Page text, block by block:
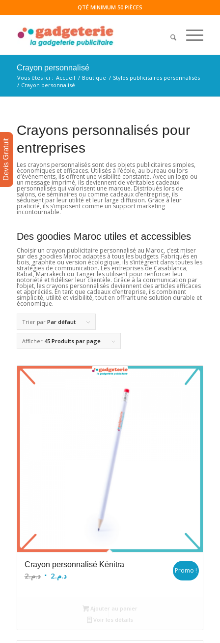
QTÉ MINIMUM 50 PIÈCES
Crayon personnalisé
Vous êtes ici : Accueil / Boutique / Stylos publicitaires personnalisés
/ Crayon personnalisé
Crayons personnalisés pour
entreprises
Les crayons personnalisés sont des objets publicitaires simples,
économiques et efficaces. Utilisés à l’école, au bureau ou lors
d’événements, ils offrent une visibilité constante. Avec un logo ou
un message imprimé, ils deviennent de véritables cadeaux
personnalisés qui valorisent une marque. Distribués lors de
salons, de séminaires ou comme cadeaux d’entreprise, ils
séduisent par leur utilité et leur large diffusion. Grâce à leur
praticité, ils s’imposent comme un support marketing
incontournable.
Des goodies Maroc utiles et accessibles
Choisir un crayon publicitaire personnalisé au Maroc, c’est miser
sur des goodies Maroc adaptés à tous les budgets. Fabriqués en
bois, graphite ou version écologique, ils s’intègrent dans toutes les
stratégies de communication. Les entreprises de Casablanca,
Rabat, Marrakech ou Tanger les utilisent pour renforcer leur
notoriété et fidéliser leur clientèle. Grâce à la communication par
l’objet, les crayons personnalisés deviennent des articles efficaces
et appréciés. En tant que cadeaux d’entreprise, ils combinent
simplicité, utilité et visibilité, tout en offrant une solution durable et
économique.
Trier par Par défaut
Afficher 45 Produits par page
Crayon personnalisé Kénitra
د.م.2
Le
د.م.2
Le
Promo !
Ajouter au panier
Voir les détails
Devis Gratuit